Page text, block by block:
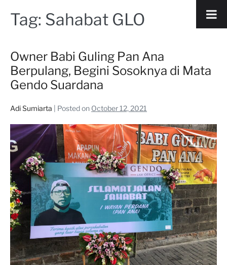
Tag: Sahabat GLO
Owner Babi Guling Pan Ana
Berpulang, Begini Sosoknya di Mata
Gendo Suardana
Adi Sumiarta Posted on October 12, 2021